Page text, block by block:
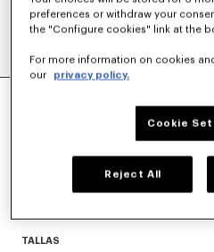
TALLAS
preferences or withdraw your
the "Configure cookies" link at the
For more information on cookies
our
privacy policy.
Cookie
Reject All